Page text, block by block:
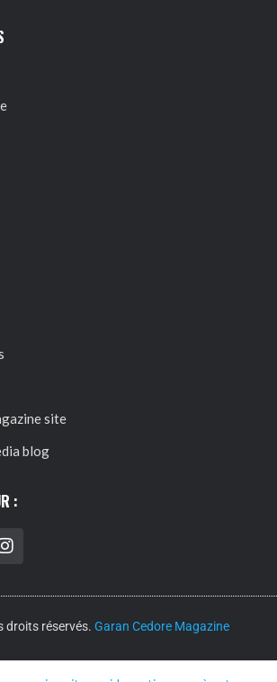
site
blog
:
droits réservés. Garan Cedore Magazine